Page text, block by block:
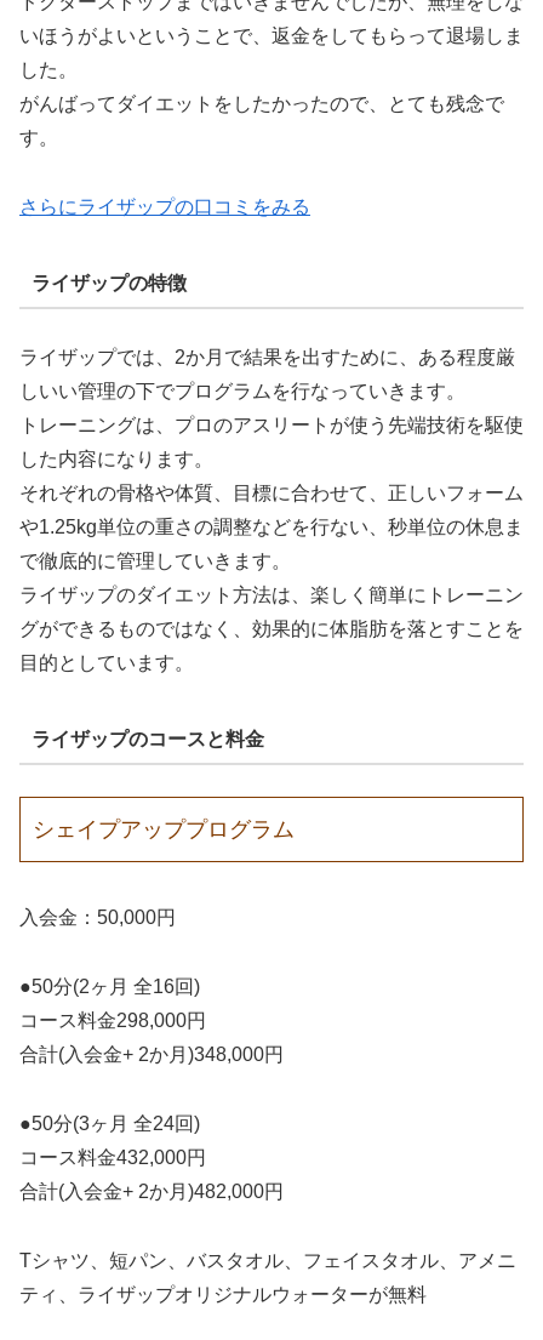
いほうがよいということで、返金をしてもらって退場しま
した。
がんばってダイエットをしたかったので、とても残念で
す。
さらにライザップの口コミをみる
ライザップの特徴
ライザップでは、2か月で結果を出すために、ある程度厳
しいい管理の下でプログラムを行なっていきます。
トレーニングは、プロのアスリートが使う先端技術を駆使
した内容になります。
それぞれの骨格や体質、目標に合わせて、正しいフォーム
や1.25kg単位の重さの調整などを行ない、秒単位の休息ま
で徹底的に管理していきます。
ライザップのダイエット方法は、楽しく簡単にトレーニン
グができるものではなく、効果的に体脂肪を落とすことを
目的としています。
ライザップのコースと料金
シェイプアッププログラム
入会金：50,000円
●50分(2ヶ月 全16回)
コース料金298,000円
合計(入会金+ 2か月)348,000円
●50分(3ヶ月 全24回)
コース料金432,000円
合計(入会金+ 2か月)482,000円
Tシャツ、短パン、バスタオル、フェイスタオル、アメニ
ティ、ライザップオリジナルウォーターが無料